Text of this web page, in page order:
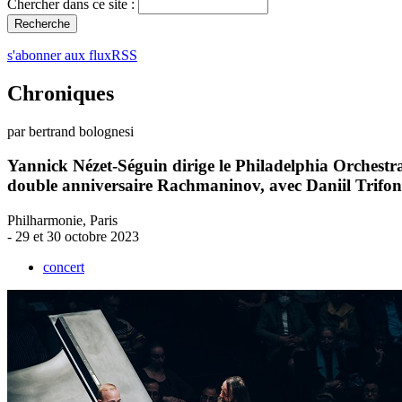
Chercher dans ce site :
s'abonner aux fluxRSS
Chroniques
par bertrand bolognesi
Yannick Nézet-Séguin dirige le Philadelphia
double anniversaire Rachmaninov, avec Daniil
Philharmonie, Paris
- 29 et 30 octobre 2023
concert